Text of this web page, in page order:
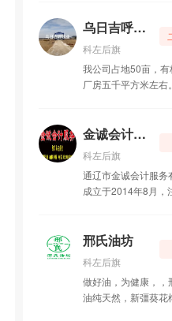
临风堂
科左后旗红苹菓宾馆
小周靓号
美洁家政
兄弟沙发翻新店
理想冷饮
工艺品设计、加工为
族特色专业化企业。
倡新蒙元、新元素为
向。公司自成立以来
于传承及发扬民族文
以新旧结合为特色的
风格，不断努力展现
化的作品。 公司以民
发展方向。以专业化
品牌而开拓进取。作
郁民族特色的装饰企
凭借杰出的设计团队
施工队伍以及规范的
乌日吉呼牧业有限公司（转让）
科左后旗
我公司占地50亩，有
厂房五千平方米左右
铲车各一辆，小货车
设备齐全，农田400
手续齐全急需转让。
金诚会计服务
科左后旗
通辽市金诚会计服务
成立于2014年8月，
司工作团队具有10年
企业、行政事业单位
业税务申报，代办营
税务登记，对公账户
邢氏油坊
科左后旗
做好油，为健康，，
油纯天然，新彊葵花